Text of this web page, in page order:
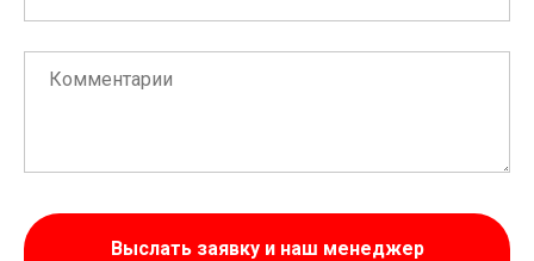
Выслать заявку и наш менеджер